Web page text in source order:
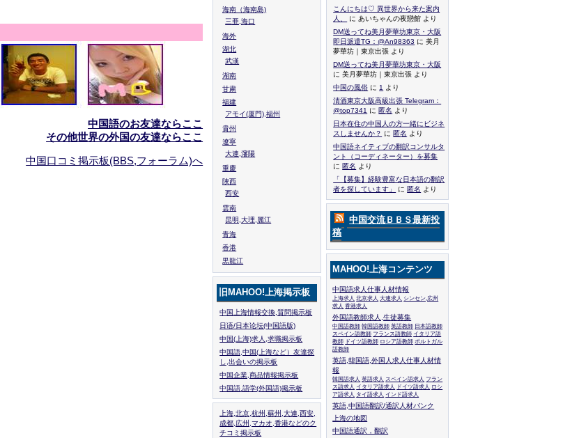
中国語のお友達ならここ
その他世界の外国の友達ならここ
中国口コミ掲示板(BBS,フォーラム)へ
海南（海南島)
三亜,海口
海外
湖北
武漢
湖南
甘粛
福建
アモイ(厦門),福州
貴州
遼寧
大連,瀋陽
重慶
陜西
西安
雲南
昆明,大理,麗江
青海
香港
黒龍江
旧MAHOO!上海掲示板
中国上海情報交換,質問掲示板
日语/日本论坛(中国語版)
中国(上海)求人,求職掲示板
中国語,中国(上海など）友達探
し,出会いの掲示板
中国企業,商品情報掲示板
中国語.語学(外国語)掲示板
上海,北京,杭州,蘇州,大連,西安,
成都,広州,マカオ,香港などのク
チコミ掲示板
こんにちは♡ 異世界から来た案内
人、
に あいちゃんの夜戀館 より
DM送ってね美月夢華坊東京・大阪
即日派遣TG：@An98363 に 美月
夢華坊｜東京出張 より
DM送ってね美月夢華坊東京・大阪
に 美月夢華坊｜東京出張 より
中国の風俗 に 1
より
清酒東京大阪高級出張 Telegram：
@top7341 に 匿名 より
日本在住の中国人の方一緒にビジネ
スしませんか？ に 匿名 より
中国語ネイティブの翻訳コンサルタ
ント（コーディネーター）を募集
に 匿名 より
「【募集】経験豊富な日本語の翻訳
者を探しています」
に 匿名 より
中国交流ＢＢＳ最新投
稿
MAHOO!上海コンテンツ
中国語求人仕事人材情報
上海求人 北京求人 大連求人 シンセン,広州
求人 香港求人
外国語教師求人,生徒募集
中国語教師 韓国語教師 英語教師 日本語教師
スペイン語教師 フランス語教師 イタリア語
教師 ドイツ語教師 ロシア語教師 ポルトガル
語教師
英語,韓国語,外国人求人仕事人材情
報
韓国語求人 英語求人 スペイン語求人 フラン
ス語求人 イタリア語求人 ドイツ語求人 ロシ
ア語求人 タイ語求人 インド語求人
英語,中国語翻訳/通訳人材バンク
上海の地図
中国語通訳，翻訳